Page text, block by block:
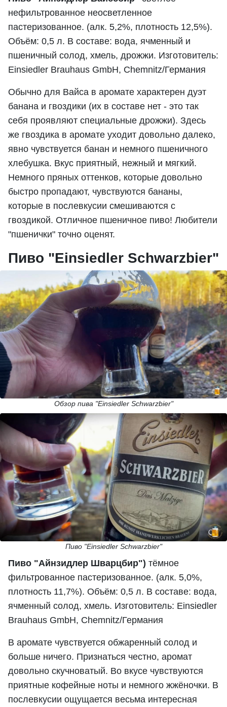
нефильтрованное неосветленное
пастеризованное. (алк. 5,2%, плотность 12,5%).
Объём: 0,5 л. В составе: вода, ячменный и
пшеничный солод, хмель, дрожжи. Изготовитель:
Einsiedler Brauhaus GmbH, Chemnitz/Германия
Обычно для Вайса в аромате характерен дуэт
банана и гвоздики (их в составе нет - это так
себя проявляют специальные дрожжи). Здесь
же гвоздика в аромате уходит довольно далеко,
явно чувствуется банан и немного пшеничного
хлебушка. Вкус приятный, нежный и мягкий.
Немного пряных оттенков, которые довольно
быстро пропадают, чувствуются бананы,
которые в послевкусии смешиваются с
гвоздикой. Отличное пшеничное пиво! Любители
"пшенички" точно оценят.
Пиво "Einsiedler Schwarzbier"
Обзор пива "Einsiedler Schwarzbier"
Пиво "Einsiedler Schwarzbier"
Пиво "Айнзидлер Шварцбир") тёмное
фильтрованное пастеризованное. (алк. 5,0%,
плотность 11,7%). Объём: 0,5 л. В составе: вода,
ячменный солод, хмель. Изготовитель: Einsiedler
Brauhaus GmbH, Chemnitz/Германия
В аромате чувствуется обжаренный солод и
больше ничего. Признаться честно, аромат
довольно скучноватый. Во вкусе чувствуются
приятные кофейные ноты и немного жжёночки. В
послевкусии ощущается весьма интересная